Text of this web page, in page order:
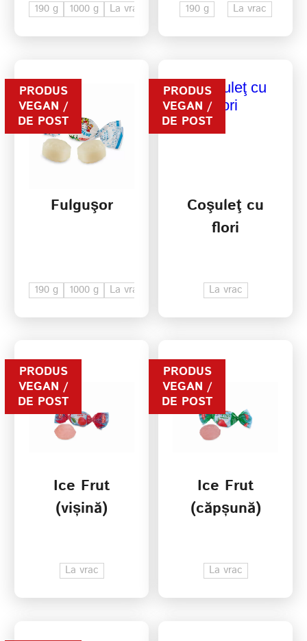
190 g 1000 g La vrac 190 g La vrac
PRODUS
VEGAN /
DE POST
Fulguşor
190 g 1000 g La vrac
PRODUS
VEGAN /
DE POST
Coşuleţ cu
flori
La vrac
PRODUS
VEGAN /
DE POST
Ice Frut
(vișină)
La vrac
PRODUS
VEGAN /
DE POST
Ice Frut
(căpșună)
La vrac